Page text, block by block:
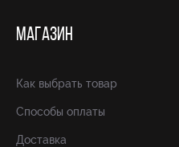
МАГАЗИН
Как выбрать товар
Способы оплаты
Доставка